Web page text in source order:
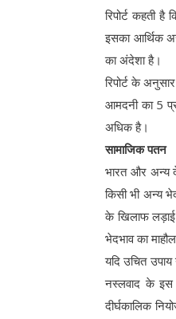
रिपोर्ट कहती
इसका आर्थिक
का अंदेशा है।
रिपोर्ट के
आमदनी का 5
अधिक है।
सामाजिक पतन
भारत और अन्य
किसी भी अन्य
के खिलाफ लड़ाई
भेदभाव का
यदि उचित
नस्लवाद के इस
दीर्घकालिक